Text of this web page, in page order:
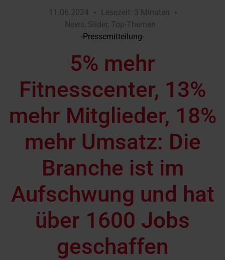
11.06.2024
Lesezeit: 3 Minuten
News, Slider, Top-Themen
-Pressemitteilung-
5% mehr
Fitnesscenter, 13%
mehr Mitglieder, 18%
mehr Umsatz: Die
Branche ist im
Aufschwung und hat
über 1600 Jobs
geschaffen